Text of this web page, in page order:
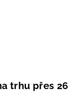
trhu přes